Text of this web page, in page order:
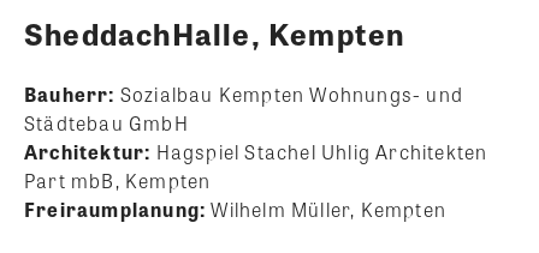
SheddachHalle, Kempten
Bauherr: Sozialbau Kempten Wohnungs- und
Städtebau GmbH
Architektur: Hagspiel Stachel Uhlig Architekten
Part mbB, Kempten
Freiraumplanung:Wilhelm Müller, Kempten